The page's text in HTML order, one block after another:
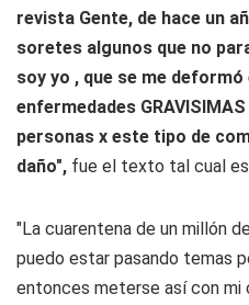
revista Gente, de hace un
soretes algunos que no
soy yo , que se me
enfermedades
personas x este tipo de
daño", fue el texto tal cual
"La cuarentena de un millón
puedo estar pasando temas
entonces meterse así con mi